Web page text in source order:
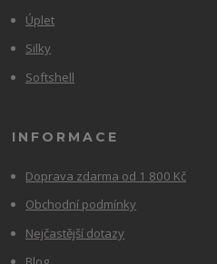
Úplet
Silky
Softshell
INFORMACE
Doprava zdarma od 1 800 Kč
Obchodní podmínky
Nejčastější dotazy